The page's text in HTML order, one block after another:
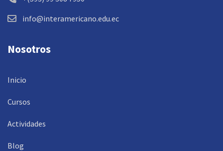
info@interamericano.edu.ec
Nosotros
Inicio
Cursos
Actividades
Blog